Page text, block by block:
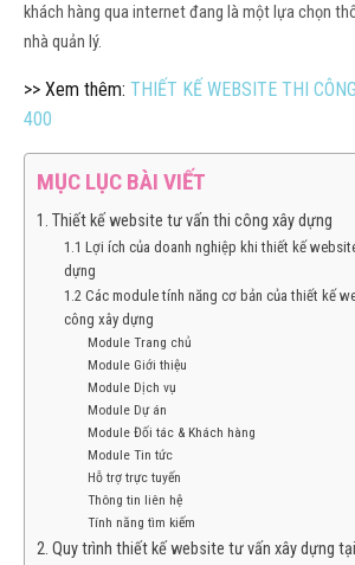
khách hàng qua internet đang là một lựa chọn
nhà quản lý.
>> Xem thêm: THIẾT KẾ WEBSITE THI
400
MỤC LỤC BÀI VIẾT
1. Thiết kế website tư vấn thi công xây dựng
1.1 Lợi ích của doanh nghiệp khi thiết kế
dựng
1.2 Các module tính năng cơ bản của thiết kế
công xây dựng
Module Trang chủ
Module Giới thiệu
Module Dịch vụ
Module Dự án
Module Đối tác & Khách hàng
Module Tin tức
Hỗ trợ trực tuyến
Thông tin liên hệ
Tính năng tìm kiếm
2. Quy trình thiết kế website tư vấn xây dựng